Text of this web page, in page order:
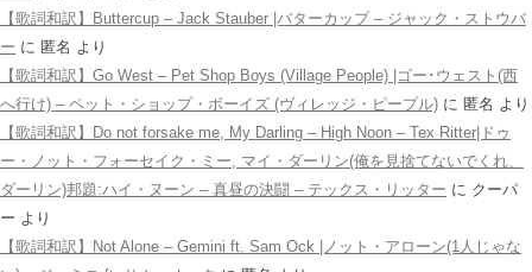
【歌詞和訳】Buttercup – Jack Stauber |バターカップ – ジャック・ストウバ
ー に 匿名 より
【歌詞和訳】Go West – Pet Shop Boys (Village People) |ゴー･ウェスト(西
へ行け) – ペット・ショップ・ボーイズ (ヴィレッジ・ピープル) に 匿名 より
【歌詞和訳】Do not forsake me, My Darling – High Noon – Tex Ritter|ドゥ
ー・ノット・フォーセイク・ミー, マイ・ダーリン(俺を見捨てないでくれ、
ダーリン)邦題:ハイ・ヌーン – 真昼の決闘 – テックス・リッター に クーパ
ー より
【歌詞和訳】Not Alone – Gemini ft. Sam Ock |ノット・アローン(1人じゃな